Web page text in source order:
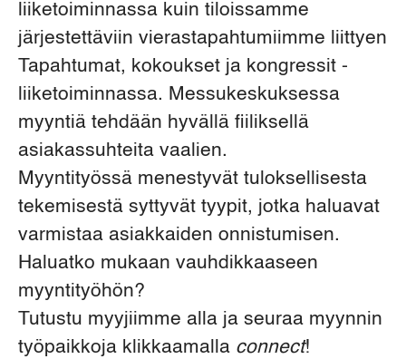
liiketoiminnassa kuin tiloissamme
järjestettäviin vierastapahtumiimme liittyen
Tapahtumat, kokoukset ja kongressit -
liiketoiminnassa. Messukeskuksessa
myyntiä tehdään hyvällä fiiliksellä
asiakassuhteita vaalien.
Myyntityössä menestyvät tuloksellisesta
tekemisestä syttyvät tyypit, jotka haluavat
varmistaa asiakkaiden onnistumisen.
Haluatko mukaan vauhdikkaaseen
myyntityöhön?
Tutustu myyjiimme alla ja seuraa myynnin
työpaikkoja klikkaamalla connect!